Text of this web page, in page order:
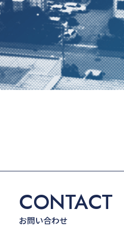
CONTACT
お問い合わせ